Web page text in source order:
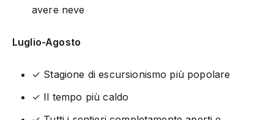
avere neve
Luglio-Agosto
✓ Stagione di escursionismo più popolare
✓ Il tempo più caldo